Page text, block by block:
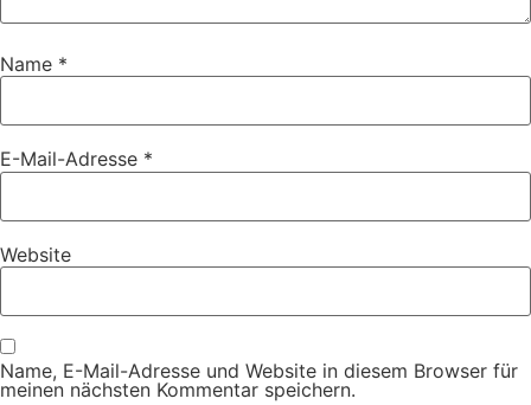
Name *
E-Mail-Adresse *
Website
Name, E-Mail-Adresse und Website in diesem Browser für
meinen nächsten Kommentar speichern.